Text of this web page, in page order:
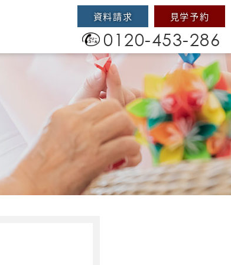
資料請求 見学予約
0120-453-286